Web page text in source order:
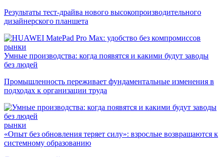
Результаты тест-драйва нового высокопроизводительного
дизайнерского планшета
рынки
Умные производства: когда появятся и какими будут заводы
без людей
Промышленность переживает фундаментальные изменения в
подходах к организации труда
рынки
«Опыт без обновления теряет силу»: взрослые возвращаются к
системному образованию